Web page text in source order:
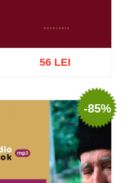
Adaugă în coș Wishlist
56 LEI
-85%